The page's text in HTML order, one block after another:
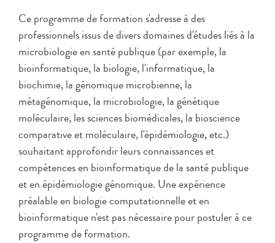
Ce programme de formation s'adresse à des
professionnels issus de divers domaines d'études liés à la
microbiologie en santé publique (par exemple, la
bioinformatique, la biologie, l'informatique, la
biochimie, la génomique microbienne, la
métagénomique, la microbiologie, la génétique
moléculaire, les sciences biomédicales, la bioscience
comparative et moléculaire, l'épidémiologie, etc.)
souhaitant approfondir leurs connaissances et
compétences en bioinformatique de la santé publique
et en épidémiologie génomique. Une expérience
préalable en biologie computationnelle et en
bioinformatique n'est pas nécessaire pour postuler à ce
programme de formation.